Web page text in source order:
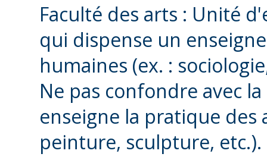
Faculté des arts : Unité
qui dispense un
humaines (ex. :
Ne pas confondre avec
enseigne la pratique des
peinture, sculpture, etc.).